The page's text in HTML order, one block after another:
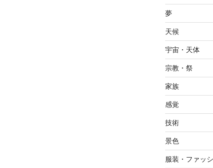
夢
天候
宇宙・天体
宗教・祭
家族
感覚
技術
景色
服装・ファッ